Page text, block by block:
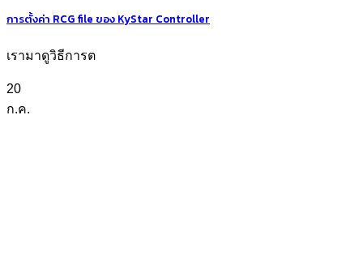
การตั้งค่า RCG file ของ KyStar Controller
เรามาดูวิธีการต
20
ก.ค.